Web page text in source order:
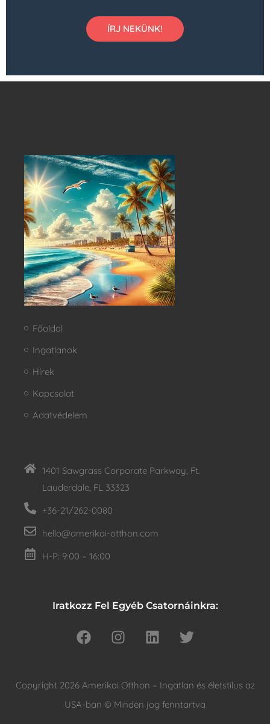
ÍRJ NEKÜNK!
Főoldal
Ingatlanok
Hírek
Kapcsolat
Adatvédelem
1401 Sawgrass Corporate Parkway, Ft.
Lauderdale, FL 33323
+36-21/262-0080
hello@amerikai-otthon.com
H-P: 9:00 – 16:00
Iratkozz Fel Egyéb Csatornáinkra:
Copyright 2026 Amerikai Otthon – Ingatlan és életstílus az
USA-ban © Minden jog fenntartva